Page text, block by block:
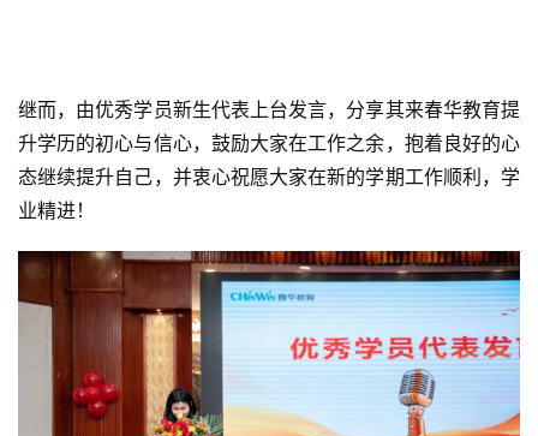
继而，由优秀学员新生代表上台发言，分享其来春华教育提
升学历的初心与信心，鼓励大家在工作之余，抱着良好的心
态继续提升自己，并衷心祝愿大家在新的学期工作顺利，学
业精进！